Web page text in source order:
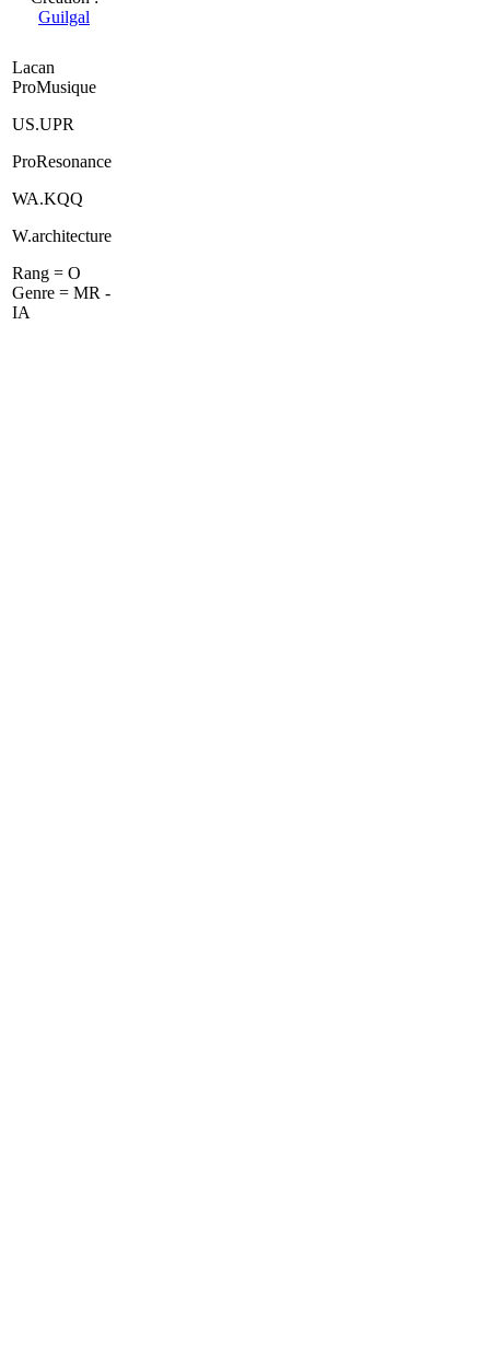
Guilgal
Lacan
ProMusique
US.UPR
ProResonance
WA.KQQ
W.architecture
Rang = O
Genre = MR -
IA